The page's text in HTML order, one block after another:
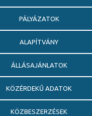
PÁLYÁZATOK
ALAPÍTVÁNY
ÁLLÁSAJÁNLATOK
KÖZÉRDEKŰ ADATOK
KÖZBESZERZÉSEK